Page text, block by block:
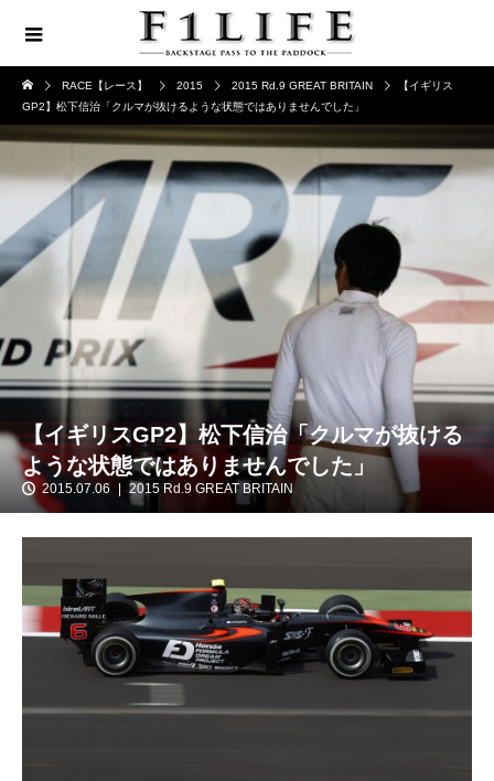
RACE【レース】 2015 2015 Rd.9 GREAT BRITAIN
【イギリス
GP2】松下信治「クルマが抜けるような状態ではありませんでした」
【イギリスGP2】松下信治「クルマが抜ける
ような状態ではありませんでした」
2015.07.06 2015 Rd.9 GREAT BRITAIN